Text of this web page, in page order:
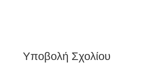
Υποβολή Σχολίου